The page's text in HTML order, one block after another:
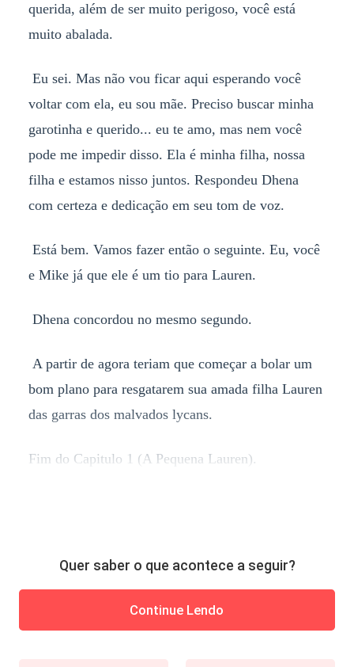
querida, além de ser muito perigoso, você está
muito abalada.
Eu sei. Mas não vou ficar aqui esperando você
voltar com ela, eu sou mãe. Preciso buscar minha
garotinha e querido... eu te amo, mas nem você
pode me impedir disso. Ela é minha filha, nossa
filha e estamos nisso juntos. Respondeu Dhena
com certeza e dedicação em seu tom de voz.
Está bem. Vamos fazer então o seguinte. Eu, você
e Mike já que ele é um tio para Lauren.
Dhena concordou no mesmo segundo.
A partir de agora teriam que começar a bolar um
bom plano para resgatarem sua amada filha Lauren
das garras dos malvados lycans.
Fim do Capitulo 1 (A Pequena Lauren).
Quer saber o que acontece a seguir?
Continue Lendo